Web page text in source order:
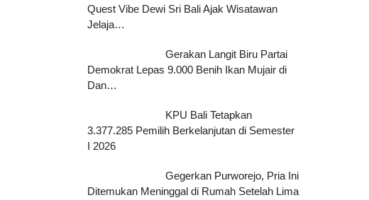
Quest Vibe Dewi Sri Bali Ajak Wisatawan
Jelaja…
Gerakan Langit Biru Partai
Demokrat Lepas 9.000 Benih Ikan Mujair di
Dan…
KPU Bali Tetapkan
3.377.285 Pemilih Berkelanjutan di Semester
I 2026
Gegerkan Purworejo, Pria Ini
Ditemukan Meninggal di Rumah Setelah Lima